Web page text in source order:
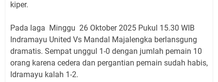
kiper.
Pada laga Minggu 26 Oktober 2025 Pukul 15.30 WIB
Indramayu United Vs Mandal Majalengka berlansgung
dramatis. Sempat unggul 1-0 dengan jumlah pemain 10
orang karena cedera dan pergantian pemain sudah habis,
Idramayu kalah 1-2.